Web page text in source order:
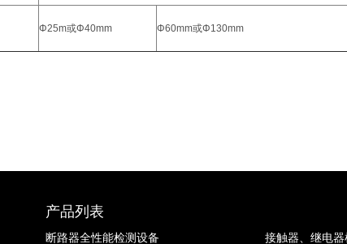
Φ25m或Φ40mm Φ60mm或Φ130mm
产品列表
断路器全性能检测设备 接触器、继电器